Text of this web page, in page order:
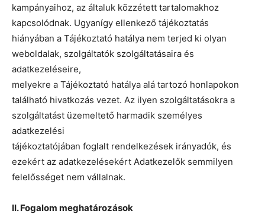
kampányaihoz, az általuk közzétett tartalomakhoz
kapcsolódnak. Ugyanígy ellenkező tájékoztatás
hiányában a Tájékoztató hatálya nem terjed ki olyan
weboldalak, szolgáltatók szolgáltatásaira és
adatkezeléseire,
melyekre a Tájékoztató hatálya alá tartozó honlapokon
található hivatkozás vezet. Az ilyen szolgáltatásokra a
szolgáltatást üzemeltető harmadik személyes
adatkezelési
tájékoztatójában foglalt rendelkezések irányadók, és
ezekért az adatkezelésekért Adatkezelők semmilyen
felelősséget nem vállalnak.
II. Fogalom meghatározások